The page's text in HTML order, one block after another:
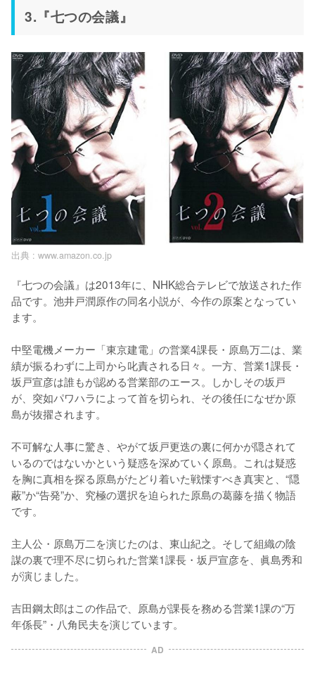
3.『七つの会議』
出典 : www.amazon.co.jp
『七つの会議』は2013年に、NHK総合テレビで放送された作
品です。池井戸潤原作の同名小説が、今作の原案となってい
ます。
中堅電機メーカー「東京建電」の営業4課長・原島万二は、業
績が振るわずに上司から叱責される日々。一方、営業1課長・
坂戸宣彦は誰もが認める営業部のエース。しかしその坂戸
が、突如パワハラによって首を切られ、その後任になぜか原
島が抜擢されます。
不可解な人事に驚き、やがて坂戸更迭の裏に何かが隠されて
いるのではないかという疑惑を深めていく原島。これは疑惑
を胸に真相を探る原島がたどり着いた戦慄すべき真実と、“隠
蔽”か“告発”か、究極の選択を迫られた原島の葛藤を描く物語
です。
主人公・原島万二を演じたのは、東山紀之。そして組織の陰
謀の裏で理不尽に切られた営業1課長・坂戸宣彦を、眞島秀和
が演じました。
吉田鋼太郎はこの作品で、原島が課長を務める営業1課の“万
年係長”・八角民夫を演じています。
AD